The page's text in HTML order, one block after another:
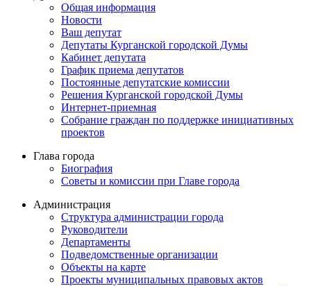
Общая информация
Новости
Ваш депутат
Депутаты Курганской городской Думы
Кабинет депутата
График приема депутатов
Постоянные депутатские комиссии
Решения Курганской городской Думы
Интернет-приемная
Собрание граждан по поддержке инициативных
проектов
Глава города
Биография
Советы и комиссии при Главе города
Администрация
Структура администрации города
Руководители
Департаменты
Подведомственные организации
Объекты на карте
Проекты муниципальных правовых актов